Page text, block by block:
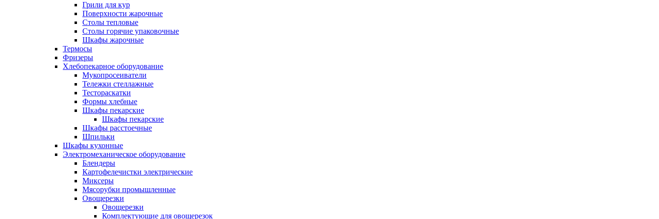
Грили для кур
Поверхности жарочные
Столы тепловые
Столы горячие упаковочные
Шкафы жарочные
Термосы
Фризеры
Хлебопекарное оборудование
Мукопросеиватели
Тележки стеллажные
Тестораскатки
Формы хлебные
Шкафы пекарские
Шкафы пекарские
Шкафы расстоечные
Шпильки
Шкафы кухонные
Электромеханическое оборудование
Блендеры
Картофелечистки электрические
Миксеры
Мясорубки промышленные
Овощерезки
Овощерезки
Комплектующие для овощерезок